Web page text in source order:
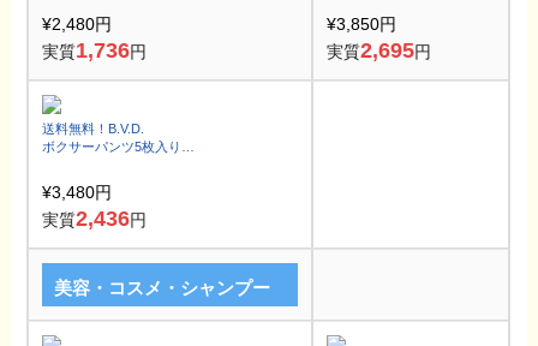
高級感あるゴールドのPO
LOロゴ
¥2,480円
実質1,736円
シームレスで快適な着ご
こち
¥3,850円
実質2,695円
送料無料！B.V.D.
ボクサーパンツ5枚入り福
定番デザインだから誰で
も使える！
¥3,480円
実質2,436円
美容・コスメ・シャンプー